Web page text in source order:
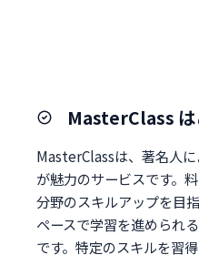
MasterClass は
MasterClassは、著名人
が魅力のサービスです。
分野のスキルアップを目
ペースで学習を進められ
です。特定のスキルを習